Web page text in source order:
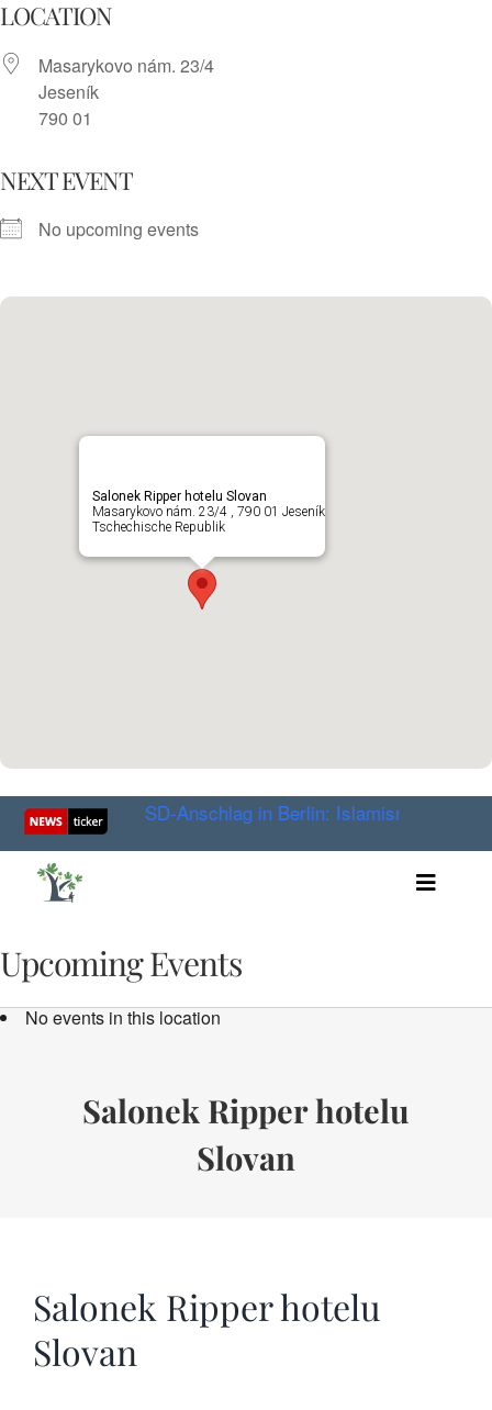
Skip
content
LOCATION
Masarykovo nám. 23/4
Jeseník
790 01
NEXT EVENT
No upcoming events
Salonek Ripper hotelu Slovan
Masarykovo nám. 23/4 , 790 01 Jeseník
Tschechische Republik
CSD-Anschlag in Berlin: Islamismus oder
Audio
Bücher
Upcoming Events
No events in this location
Salonek Ripper hotelu
Slovan
Salonek Ripper hotelu
Slovan